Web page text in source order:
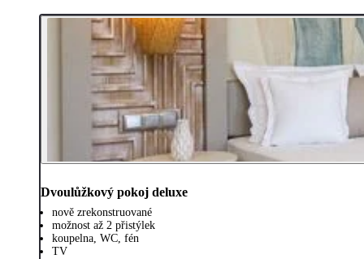
Dvoulůžkový pokoj deluxe
nově zrekonstruované
možnost až 2 přistýlek
koupelna, WC, fén
TV